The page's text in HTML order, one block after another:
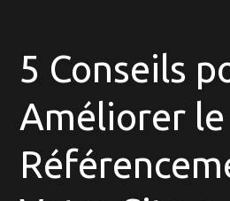
5 Conseils
Améliorer le